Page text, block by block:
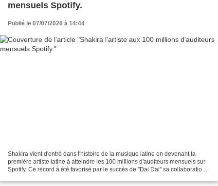
mensuels Spotify.
Publié le 07/07/2026 à 14:44
Shakira vient d'entré dans l'histoire de la musique latine en devenant la
première artiste latine à atteindre les 100 millions d'auditeurs mensuels sur
Spotify. Ce record à été favorisé par le succès de "Dai Dai" sa collaboration